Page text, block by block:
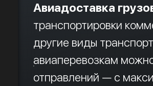
Авиадоставка
транспортировки
другие виды
авиаперевозкам
отправлений — с